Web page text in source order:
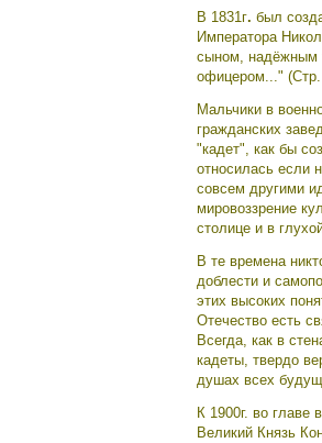
В 1831г. был
Императора
сыном, надёжным
офицером..." (Стр.
Мальчики в
гражданских
"кадет", как бы
относилась если
совсем другими
мировоззрение
столице и в
В те времена
доблести и
этих высоких
Отечество есть
Всегда, как в
кадеты, твердо
душах всех
К 1900г. во
Великий Князь